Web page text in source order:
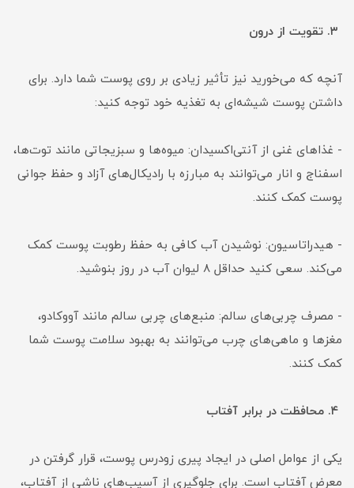
آنچه که می‌خورید نیز تأثیر زیادی بر روی پوست شما دارد. برای
داشتن پوست شیشه‌ای به تغذیه خود توجه کنید:
- غذاهای غنی از آنتی‌اکسیدان: میوه‌ها و سبزیجاتی مانند توت‌ها،
اسفناج و انار می‌توانند به مبارزه با رادیکال‌های آزاد و حفظ جوانی
پوست کمک کنند.
- هیدراتاسیون: نوشیدن آب کافی به حفظ رطوبت پوست کمک
می‌کند. سعی کنید حداقل ۸ لیوان آب در روز بنوشید.
- مصرف چربی‌های سالم: منبع‌های چربی سالم مانند آووکادو،
مغزها و ماهی‌های چرب می‌توانند به بهبود سلامت پوست شما
کمک کنند.
۴. محافظت در برابر آفتاب
یکی از عوامل اصلی در ایجاد پیری زودرس پوست، قرار گرفتن در
معرض آفتاب است. برای جلوگیری از آسیب‌های ناشی از آفتاب،